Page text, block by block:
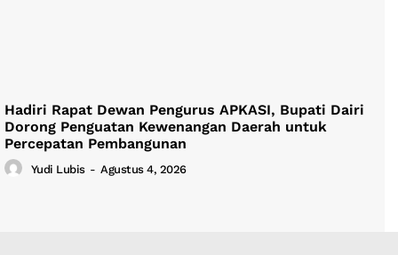
Hadiri Rapat Dewan Pengurus APKASI, Bupati Dairi
Dorong Penguatan Kewenangan Daerah untuk
Percepatan Pembangunan
Yudi Lubis - Agustus 4, 2026